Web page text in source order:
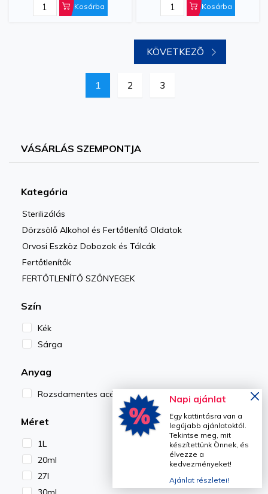
Kosárba
Kosárba
Oldal
Jelenleg az oldalt olvasod
1 Oldal
2 Oldal
3
KÖVETKEZÕ
VÁSÁRLÁS SZEMPONTJA
Kategória
Sterilizálás
Dörzsölő Alkohol és Fertőtlenítő Oldatok
Orvosi Eszköz Dobozok és Tálcák
Fertőtlenítők
FERTŐTLENÍTŐ SZŐNYEGEK
Szín
Kék
Sárga
Anyag
Rozsdamentes acél
Méret
1L
20ml
27l
Napi ajánlat
Egy kattintásra van a
legújabb ajánlatoktól.
Tekintse meg, mit
készítettünk Önnek, és
élvezze a
kedvezményeket!
Ajánlat részletei!